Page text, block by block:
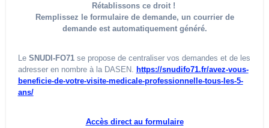
Rétablissons ce droit !
Remplissez le formulaire de demande, un courrier de
demande est automatiquement généré.
Le SNUDI-FO71se propose de centraliser vos demandes et de les
adresser en nombre à la DASEN.
https://snudifo71.fr/avez-vous-
beneficie-de-votre-visite-medicale-professionnelle-tous-les-5-
ans/
Accès direct au formulaire